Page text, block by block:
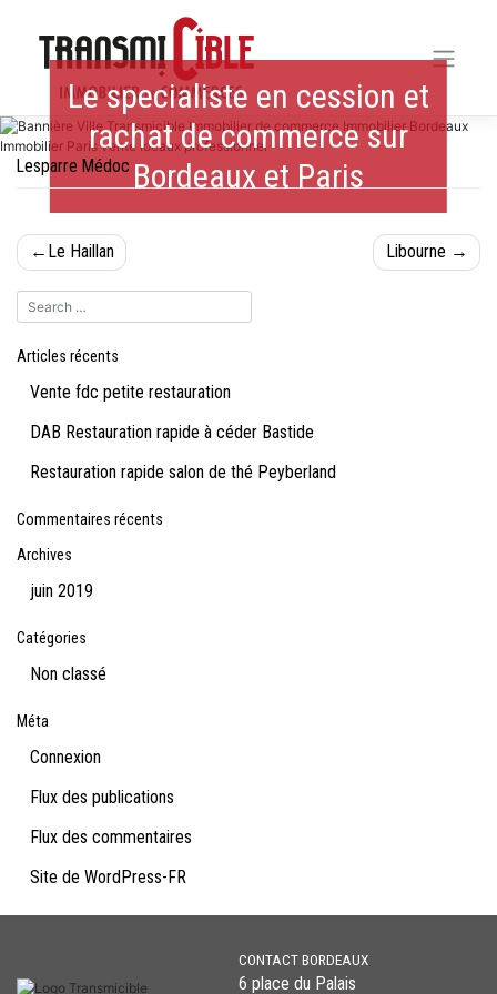
content
Le specialiste en cession et
rachat de commerce sur
Bordeaux et Paris
Lesparre Médoc
Navigation
de
l’article
Le Haillan Libourne
Articles récents
Vente fdc petite restauration
DAB Restauration rapide à céder Bastide
Restauration rapide salon de thé Peyberland
Commentaires récents
Archives
juin 2019
Catégories
Non classé
Méta
Connexion
Flux des publications
Flux des commentaires
Site de WordPress-FR
CONTACT BORDEAUX
6 place du Palais